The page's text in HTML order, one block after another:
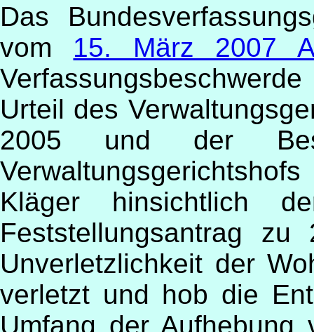
Das
vom 15. März 2007
Urteil des
2005 und der
Kläger hinsichtlich
Feststellungsantrag
Unverletzlichkeit der
verletzt und hob die
Umfang der